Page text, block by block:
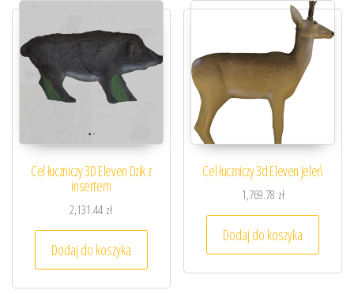
Cel łuczniczy 3D Eleven Dzik z
insertem
2,131.44 zł
Dodaj do koszyka
Cel łuczniczy 3d Eleven Jeleń
1,769.78 zł
Dodaj do koszyka